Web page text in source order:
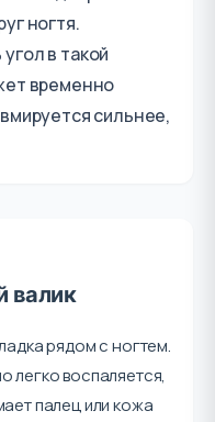
ногтя.
в такой
временно
сильнее,
валик
рядом с ногтем.
легко воспаляется,
палец или кожа